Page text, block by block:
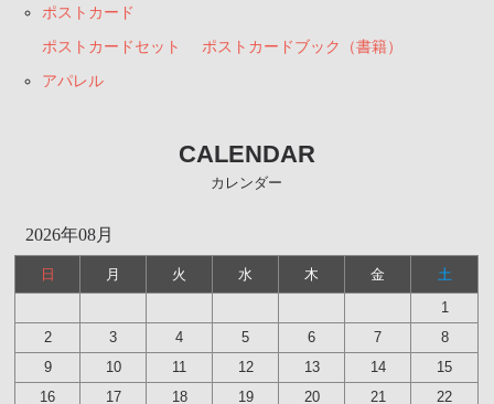
ポストカード
ポストカードセット
ポストカードブック（書籍）
アパレル
CALENDAR
カレンダー
2026年08月
日 月 火 水 木 金
土
1
2
3 4 5 6 7
8
9
10 11 12 13 14
15
16
17 18 19 20 21
22